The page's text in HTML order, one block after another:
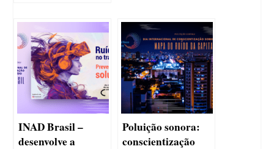
INAD Brasil –
desenvolve a
Poluição sonora:
conscientização